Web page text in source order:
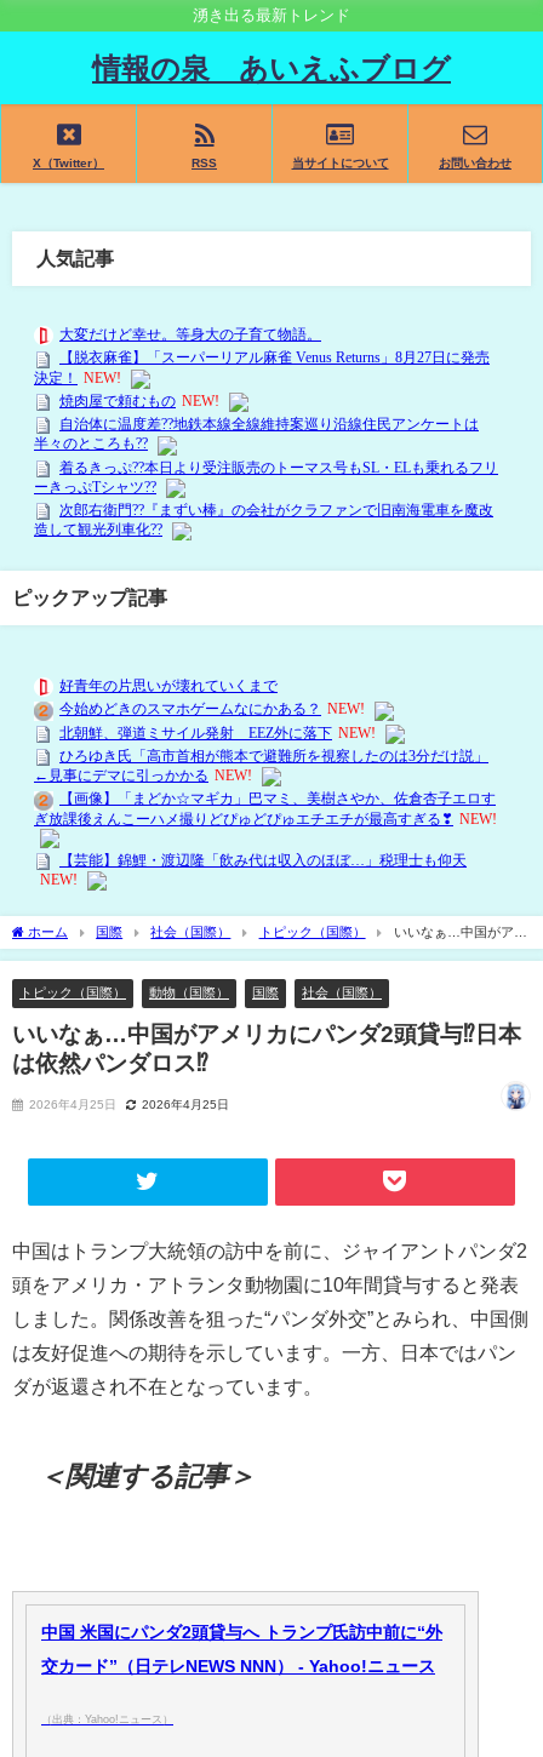
湧き出る最新トレンド
情報の泉 あいえふブログ
X（Twitter） RSS 当サイトについて お問い合わせ
人気記事
ピックアップ記事
ホーム 国際 社会（国際） トピック（国際）
いいなぁ…中国がアメ
リカにパンダ2頭貸与⁉日本は依然パンダロス⁉
トピック（国際） 動物（国際） 国際 社会（国際）
いいなぁ…中国がアメリカにパンダ2頭貸与⁉日本
は依然パンダロス⁉
2026年4月25日 2026年4月25日
中国はトランプ大統領の訪中を前に、ジャイアントパンダ2
頭をアメリカ・アトランタ動物園に10年間貸与すると発表
しました。関係改善を狙った“パンダ外交”とみられ、中国側
は友好促進への期待を示しています。一方、日本ではパン
ダが返還され不在となっています。
＜関連する記事＞
中国 米国にパンダ2頭貸与へ トランプ氏訪中前に“外
交カード”（日テレNEWS NNN） - Yahoo!ニュース
（出典：Yahoo!ニュース）